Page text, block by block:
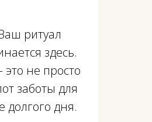
ритуал
здесь.
не просто
заботы для
долгого дня.